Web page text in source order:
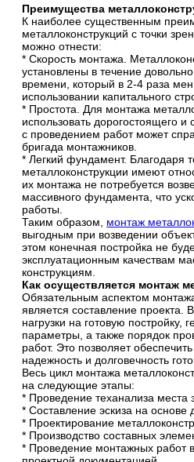
Преимущества
К наиболее существенным
металлоконструкций с точки
можно отнести:
* Скорость монтажа.
установлены в течение
времени, который в 2-4 раза
использовании капитального
* Простота. Для монтажа
использовать дорогостоящего
с проведением работ может
бригада монтажников.
* Легкий фундамент. Благодаря
металлоконструкции имеют
их монтажа не потребуется
массивного фундамента, что
работы.
Таким образом, монтаж
выгодным при возведении
этом конечная постройка не
эксплуатационным качествам
конструкциям.
Как осуществляется монтаж
Обязательным аспектом
является составление проекта.
нагрузки на готовую постройку,
параметры, а также порядок
работ. Это позволяет
надежность и долговечность
Весь цикл монтажа
на следующие этапы:
* Проведение теханализа места
* Составление эскиза на основе
* Проектирование
* Производство составных
* Проведение монтажных работ в